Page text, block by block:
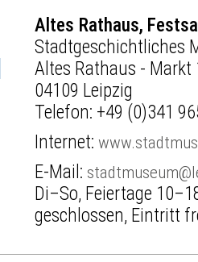
Altes Rathaus,
Stadtgeschichtliches
Altes Rathaus - Markt
04109 Leipzig
Telefon: +49 (0)341
Internet:
E-Mail:
Di–So, Feiertage
geschlossen, Eintritt